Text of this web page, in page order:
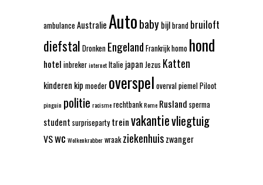
ambulance AustralieAutobabybijlbrand bruiloft
diefstal Dronken Engeland Frankrijkhomo hond
hotel inbrekerinternetItalie japan Jezus Katten
kinderen kip moeder overspel overvalpiemelPiloot
pinguin politie racismerechtbankRome Rusland sperma
student surpriseparty treinvakantievliegtuig
VSwc Wolkenkrabberwraak ziekenhuiszwanger